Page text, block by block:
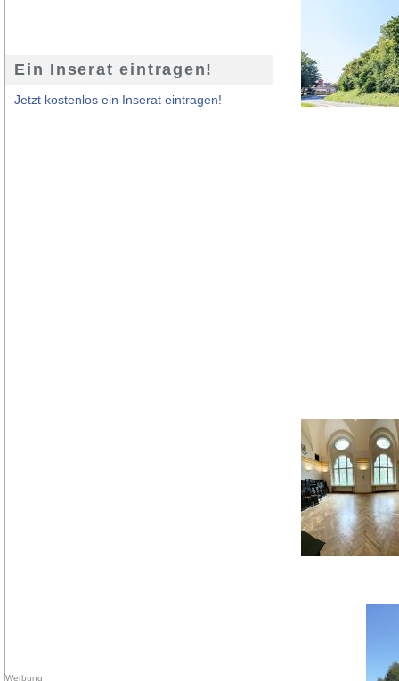
Ein Inserat eintragen!
Jetzt kostenlos ein Inserat eintragen!